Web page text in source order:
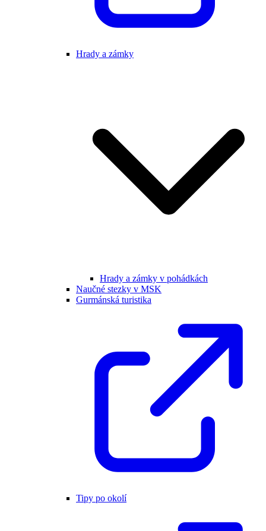
Hrady a zámky
Hrady a zámky v pohádkách
Naučné stezky v MSK
Gurmánská turistika
Tipy po okolí